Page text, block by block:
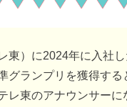
東）に2024年に入社
グランプリを獲得す
レ東のアナウンサー